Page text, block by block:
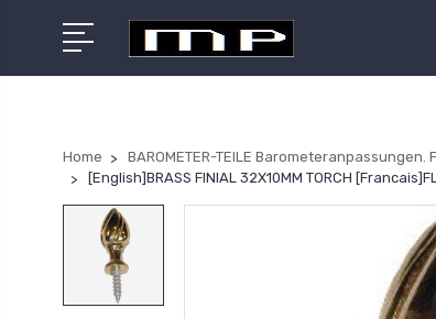
Home BAROMETER-TEILE Barometeranpassungen.
[English]BRASS FINIAL 32X10MM TORCH